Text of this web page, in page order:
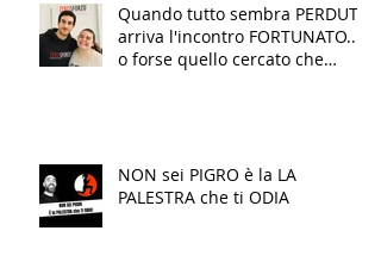
Quando tutto sembra PERDUTO
arriva l'incontro FORTUNATO...
o forse quello cercato che
NON sei PIGRO è la LA
PALESTRA che ti ODIA